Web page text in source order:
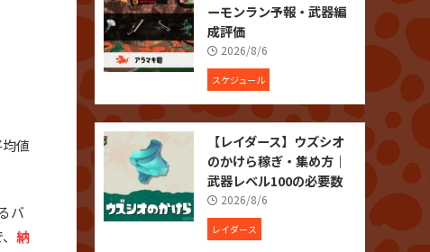
値
バ
納
ーモンラン予報・武器編
成評価
2026/8/6
スケジュール
【レイダース】ウズシオ
のかけら稼ぎ・集め方｜
武器レベル100の必要数
2026/8/6
レイダース